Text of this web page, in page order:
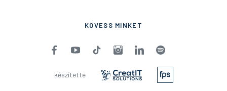
KÖVESS MINKET
készítette